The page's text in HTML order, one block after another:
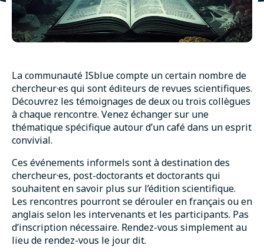
La communauté ISblue compte un certain nombre de
chercheur·es qui sont éditeurs de revues scientifiques.
Découvrez les témoignages de deux ou trois collègues
à chaque rencontre. Venez échanger sur une
thématique spécifique autour d’un café dans un esprit
convivial.
Ces événements informels sont à destination des
chercheur·es, post-doctorants et doctorants qui
souhaitent en savoir plus sur l’édition scientifique.
Les rencontres pourront se dérouler en français ou en
anglais selon les intervenants et les participants. Pas
d’inscription nécessaire. Rendez-vous simplement au
lieu de rendez-vous le jour dit.